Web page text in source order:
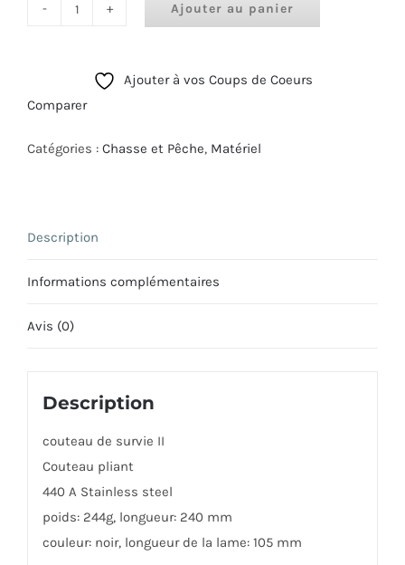
Couteau
OSK
Ajouter au panier
Ajouter à vos Coups de Coeurs
Comparer
Catégories : Chasse et Pêche, Matériel
Description
Informations complémentaires
Avis (0)
Description
couteau de survie II
Couteau pliant
440 A Stainless steel
poids: 244g, longueur: 240 mm
couleur: noir, longueur de la lame: 105 mm